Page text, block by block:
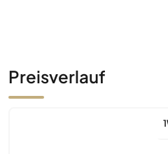
Preisverlauf